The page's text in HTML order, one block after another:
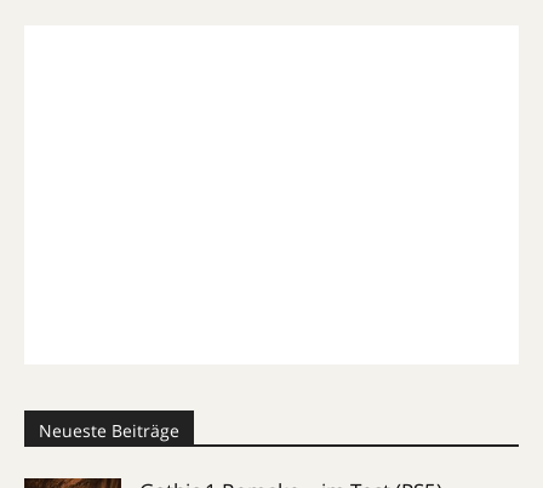
Neueste Beiträge